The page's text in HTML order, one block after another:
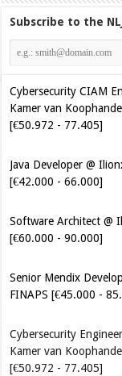
Subscribe to the
Cybersecurity CIAM
Kamer van Koophandel
[€50.972 - 77.405]
Java Developer @
[€42.000 - 66.000]
Software Architect @
[€60.000 - 90.000]
Senior Mendix
FINAPS [€45.000 -
Cybersecurity
Kamer van Koophandel
[€50.972 - 77.405]